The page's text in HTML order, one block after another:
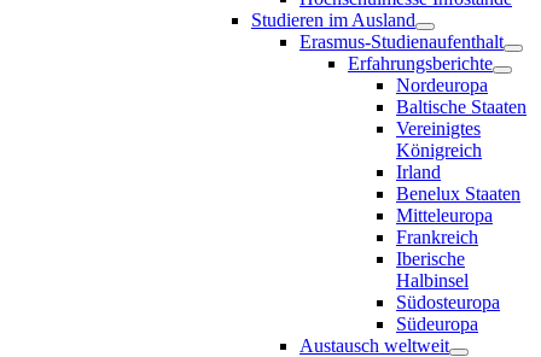
Studieren im Ausland
Erasmus-Studienaufenthalt
Erfahrungsberichte
Nordeuropa
Baltische Staaten
Vereinigtes
Königreich
Irland
Benelux Staaten
Mitteleuropa
Frankreich
Iberische
Halbinsel
Südosteuropa
Südeuropa
Austausch weltweit